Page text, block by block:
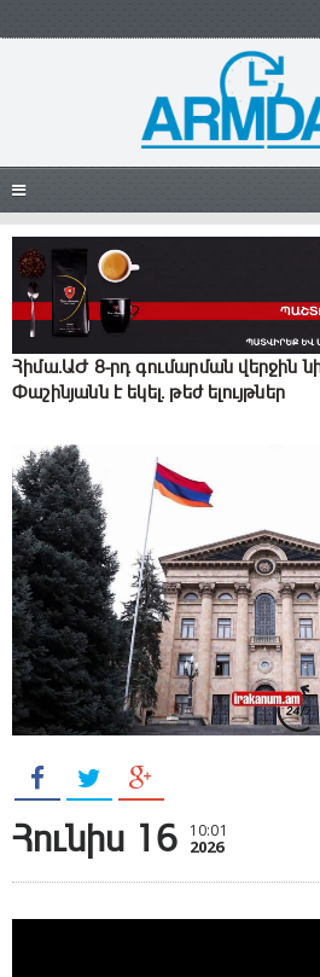
Հիմա.ԱԺ 8-րդ գումարման վերջին
Փաշինյանն է եկել. թեժ ելույթներ
Հունիս 16 10:01
2026